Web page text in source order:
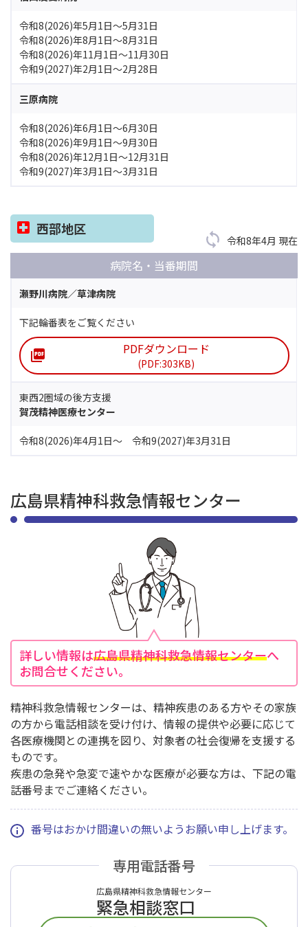
西部地区
令和8年4月 現在
病院名・当番期間
瀬野川病院／草津病院
下記輪番表をご覧ください
PDFダウンロード
(PDF:303KB)
東西2圏域の後方支援
賀茂精神医療センター
令和8(2026)年4月1日～ 令和9(2027)年3月31日
令和8(2026)年5月1日～5月31日
令和8(2026)年8月1日～8月31日
令和8(2026)年11月1日～11月30日
令和9(2027)年2月1日～2月28日
三原病院
令和8(2026)年6月1日～6月30日
令和8(2026)年9月1日～9月30日
令和8(2026)年12月1日～12月31日
令和9(2027)年3月1日～3月31日
広島県精神科救急情報センター
詳しい情報は広島県精神科救急情報センターへ
お問合せください。
精神科救急情報センターは、精神疾患のある方やその家族
の方から電話相談を受け付け、情報の提供や必要に応じて
各医療機関との連携を図り、対象者の社会復帰を支援する
ものです。
疾患の急発や急変で速やかな医療が必要な方は、下記の電
話番号までご連絡ください。
番号はおかけ間違いの無いようお願い申し上げます。
専用電話番号
広島県精神科救急情報センター
緊急相談窓口